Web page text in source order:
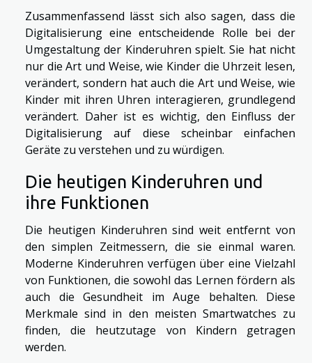
Zusammenfassend lässt sich also sagen, dass die
Digitalisierung eine entscheidende Rolle bei der
Umgestaltung der Kinderuhren spielt. Sie hat nicht
nur die Art und Weise, wie Kinder die Uhrzeit lesen,
verändert, sondern hat auch die Art und Weise, wie
Kinder mit ihren Uhren interagieren, grundlegend
verändert. Daher ist es wichtig, den Einfluss der
Digitalisierung auf diese scheinbar einfachen
Geräte zu verstehen und zu würdigen.
Die heutigen Kinderuhren und
ihre Funktionen
Die heutigen Kinderuhren sind weit entfernt von
den simplen Zeitmessern, die sie einmal waren.
Moderne Kinderuhren verfügen über eine Vielzahl
von Funktionen, die sowohl das Lernen fördern als
auch die Gesundheit im Auge behalten. Diese
Merkmale sind in den meisten Smartwatches zu
finden, die heutzutage von Kindern getragen
werden.